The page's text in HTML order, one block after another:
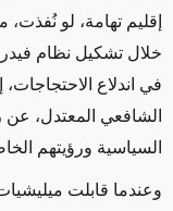
إقليم تهامة، لو
خلال تشكيل نظام
في اندلاع
الشافعي المعتدل،
السياسية ورؤيتهم
وعندما قابلت